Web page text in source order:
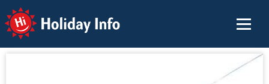
Holiday Info